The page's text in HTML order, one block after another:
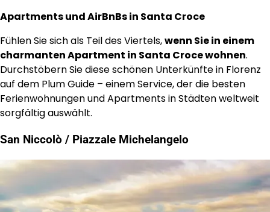
Apartments und AirBnBs in Santa Croce
Fühlen Sie sich als Teil des Viertels,wenn Sie in einem
charmanten Apartment in Santa Croce wohnen.
Durchstöbern Sie diese schönen Unterkünfte in Florenz
auf dem Plum Guide – einem Service, der die besten
Ferienwohnungen und Apartments in Städten weltweit
sorgfältig auswählt.
San Niccolò / Piazzale Michelangelo